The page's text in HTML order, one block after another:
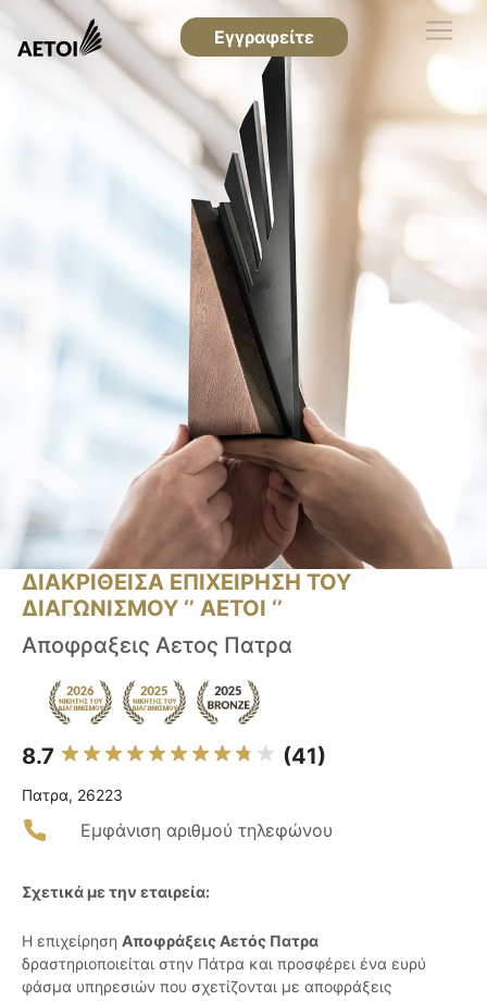
Εγγραφείτε
ΔΙΑΚΡΙΘΕΙΣΑ ΕΠΙΧΕΙΡΗΣΗ ΤΟΥ
ΔΙΑΓΩΝΙΣΜΟΥ ‘’ ΑΕΤΟΙ ‘’
Αποφραξεις Αετος Πατρα
8.7 (41)
Πατρα, 26223
Εμφάνιση αριθμού τηλεφώνου
Σχετικά με την εταιρεία:
Η επιχείρηση Αποφράξεις Αετός Πατρα
δραστηριοποιείται στην Πάτρα και προσφέρει ένα ευρύ
φάσμα υπηρεσιών που σχετίζονται με αποφράξεις